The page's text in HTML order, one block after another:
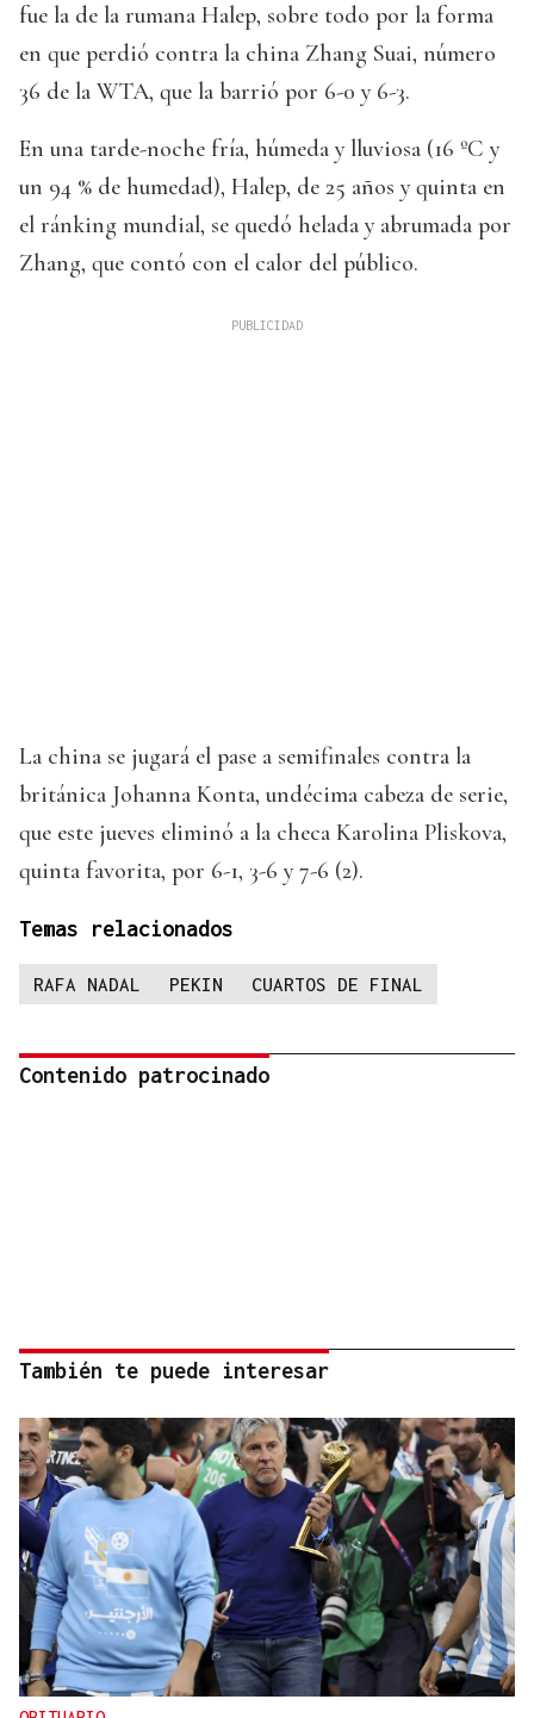
fue la de la rumana Halep, sobre todo por la forma
en que perdió contra la china Zhang Suai, número
36 de la WTA, que la barrió por 6-0 y 6-3.
En una tarde-noche fría, húmeda y lluviosa (16 ºC y
un 94 % de humedad), Halep, de 25 años y quinta en
el ránking mundial, se quedó helada y abrumada por
Zhang, que contó con el calor del público.
La china se jugará el pase a semifinales contra la
británica Johanna Konta, undécima cabeza de serie,
que este jueves eliminó a la checa Karolina Pliskova,
quinta favorita, por 6-1, 3-6 y 7-6 (2).
Temas relacionados
RAFA NADAL PEKIN CUARTOS DE FINAL
Contenido patrocinado
También te puede interesar